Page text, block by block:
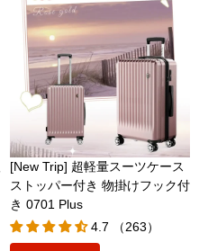
[New Trip] 超軽量スーツケース
ストッパー付き 物掛けフック付
き 0701 Plus
4.7 （263）